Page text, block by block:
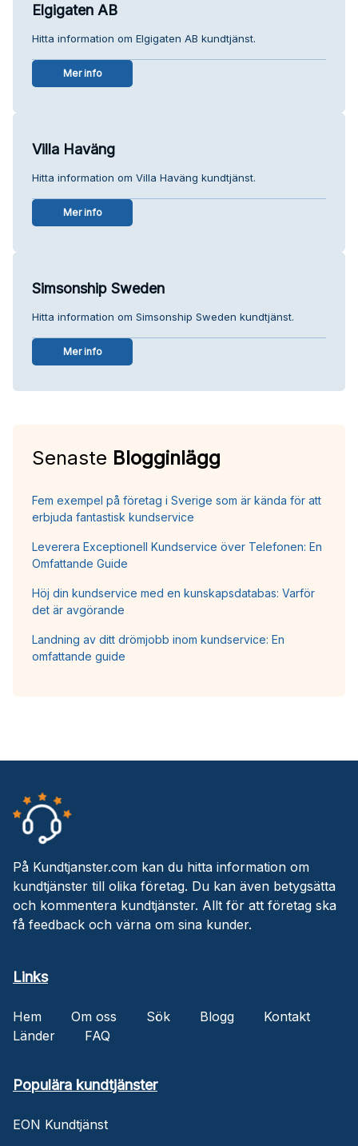
Elgigaten AB
Hitta information om Elgigaten AB kundtjänst.
Mer info
Villa Haväng
Hitta information om Villa Haväng kundtjänst.
Mer info
Simsonship Sweden
Hitta information om Simsonship Sweden kundtjänst.
Mer info
Senaste Blogginlägg
Fem exempel på företag i Sverige som är kända för att
erbjuda fantastisk kundservice
Leverera Exceptionell Kundservice över Telefonen: En
Omfattande Guide
Höj din kundservice med en kunskapsdatabas: Varför
det är avgörande
Landning av ditt drömjobb inom kundservice: En
omfattande guide
På Kundtjanster.com kan du hitta information om
kundtjänster till olika företag. Du kan även betygsätta
och kommentera kundtjänster. Allt för att företag ska
få feedback och värna om sina kunder.
Links
Hem Om oss Sök Blogg
Kontakt
Länder
FAQ
Populära kundtjänster
EON Kundtjänst